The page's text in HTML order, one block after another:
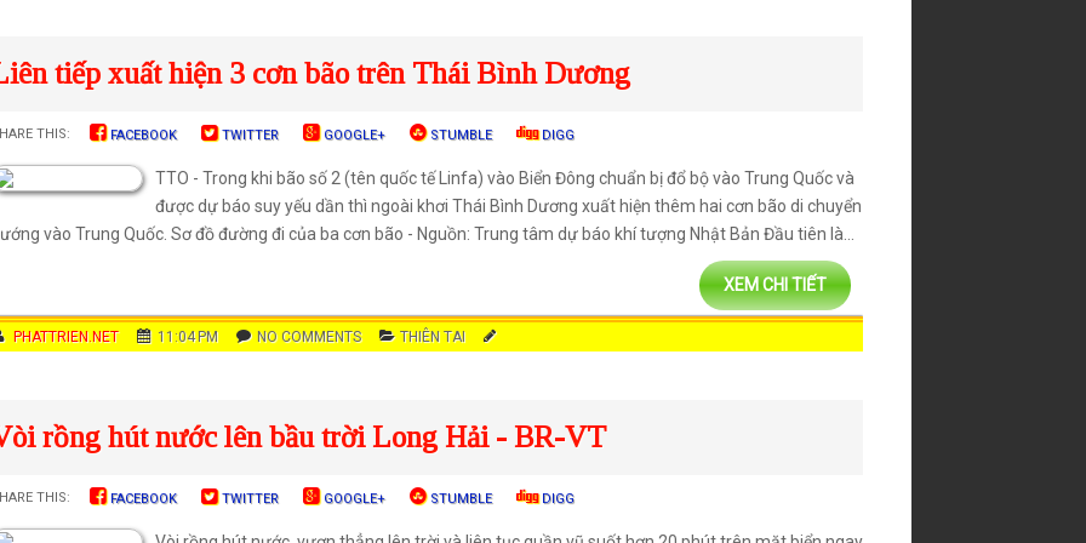
tiếp xuất hiện 3 cơn bão trên Thái Bình Dương
THIS: FACEBOOK TWITTER GOOGLE+ STUMBLE DIGG
TTO - Trong khi bão số 2 (tên quốc tế Linfa) vào Biển Đông chuẩn bị đổ bộ vào Trung Quốc và
được dự báo suy yếu dần thì ngoài khơi Thái Bình Dương xuất hiện thêm hai cơn bão di chuyển
vào Trung Quốc. Sơ đồ đường đi của ba cơn bão - Nguồn: Trung tâm dự báo khí tượng Nhật Bản Đầu tiên là...
XEM CHI TIẾT
AUTHOR
PHATTRIEN.NET DATE
11:04 PM COMMENTS
NO COMMENTS
CATEGOR
THIÊN TAI
rồng hút nước lên bầu trời Long Hải - BR-VT
THIS: FACEBOOK TWITTER GOOGLE+ STUMBLE DIGG